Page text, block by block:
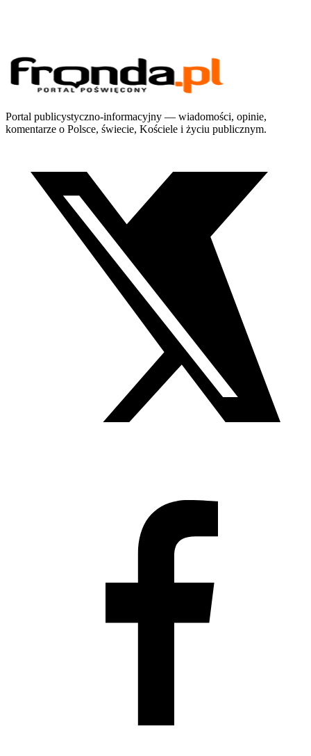
Portal publicystyczno-informacyjny — wiadomości, opinie,
komentarze o Polsce, świecie, Kościele i życiu publicznym.